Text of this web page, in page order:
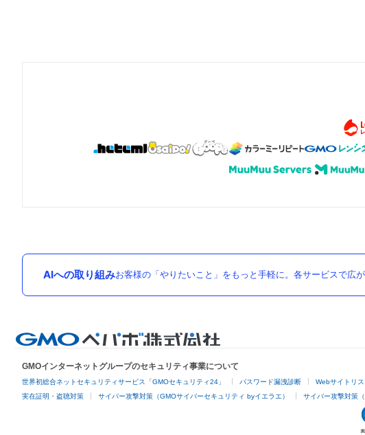
AIへの取り組みお客様の「やりたいこと」をもっと手軽に。各サービスで広
GMOインターネットグループのセキュリティ事業について
世界初総合ネットセキュリティサービス「GMOセキュリティ24」 パスワード漏洩診断 Webサイトリ
実在証明・盗聴対策 サイバー攻撃対策（GMOサイバーセキュリティ byイエラエ） サイバー攻撃対策